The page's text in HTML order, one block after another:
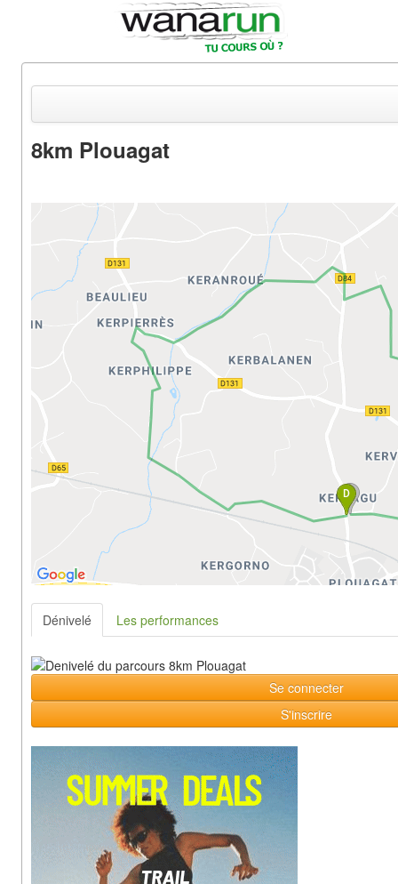
Equipements & Tests
Parcours & Courses
Outils & Réseaux
8km Plouagat
Dénivelé Les performances
Se connecter
S'inscrire